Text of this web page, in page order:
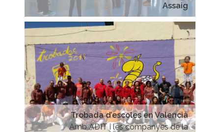
Assaig
Trobada d’escoles en Valencià
Amb ADIT i les companyes de la